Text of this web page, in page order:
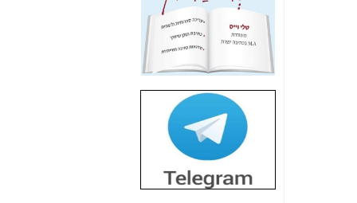
משה כחלון לא נחקר
עד היום? -
כאן
חשיפת חשד לשחיתות
הדומה לזו של "תיק
הסלולר -כאן
חשיפת מה שלא
רוצים שתדעו בעניין
פריסת אנלימיטד
(בניחוח בלתי נסבל) -
כאן